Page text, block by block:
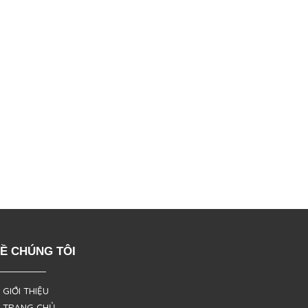
CHÚNG TÔI
THIỆU